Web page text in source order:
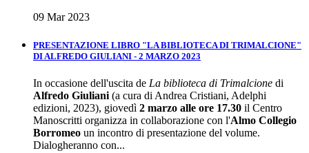
09 Mar 2023
PRESENTAZIONE LIBRO "LA BIBLIOTECA DI TRIMALCIONE"
DI ALFREDO GIULIANI - 2 MARZO 2023
In occasione dell'uscita de La biblioteca di Trimalcione di
Alfredo Giuliani (a cura di Andrea Cristiani, Adelphi
edizioni, 2023), giovedì 2 marzo alle ore 17.30 il Centro
Manoscritti organizza in collaborazione con l'Almo Collegio
Borromeo un incontro di presentazione del volume.
Dialogheranno con...